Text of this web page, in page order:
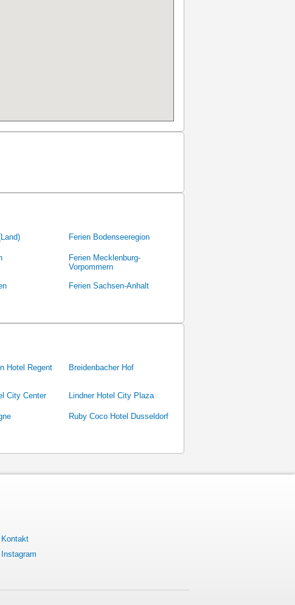
Ferien Bodenseeregion
Ferien Mecklenburg-
Vorpommern
Ferien Sachsen-Anhalt
Hotel Regent Breidenbacher Hof
City Center Lindner Hotel City Plaza
Ruby Coco Hotel Dusseldorf
Kontakt
Instagram